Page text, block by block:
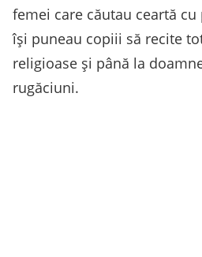
femei care căutau ceartă cu
își puneau copiii să recite
religioase și până la
rugăciuni.